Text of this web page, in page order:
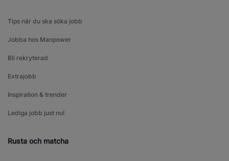
Tips när du ska söka jobb
Jobba hos Manpower
Bli rekryterad
Extrajobb
Inspiration & trender
Lediga jobb just nu!
Rusta och matcha